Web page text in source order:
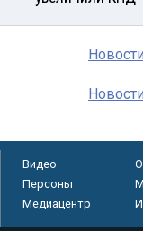
Видео
Персоны
Медиацентр